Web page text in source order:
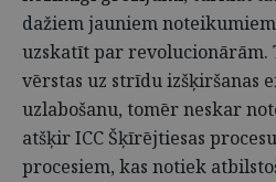
dažiem jauniem
uzskatīt par revolucionārām.
vērstas uz strīdu izšķiršanas
uzlabošanu, tomēr neskar
atšķir ICC Šķīrējtiesas
procesiem, kas notiek